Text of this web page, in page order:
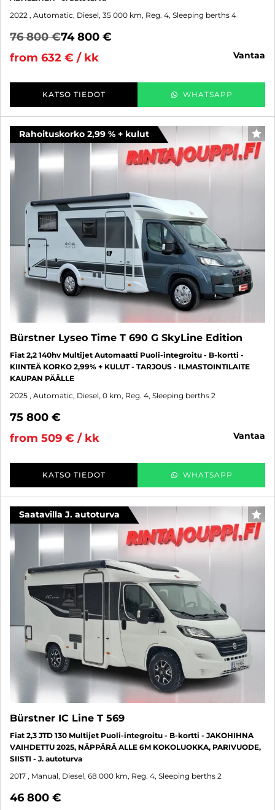
2022 , Automatic, Diesel, 35 000 km, Reg. 4, Sleeping berths 4
76 800 €74 800 €
from 632 € / kk
vantaa
KATSO TIEDOT WHATSAPP
Rahoituskorko 2,99 % + kulut
Bürstner Lyseo Time T 690 G SkyLine Edition
Fiat 2,2 140hv Multijet Automaatti Puoli-integroitu - B-kortti -
KIINTEÄ KORKO 2,99% + KULUT - TARJOUS - ILMASTOINTILAITE
KAUPAN PÄÄLLE
2025 , Automatic, Diesel, 0 km, Reg. 4, Sleeping berths 2
75 800 €
from 509 € / kk
vantaa
KATSO TIEDOT WHATSAPP
Saatavilla J. autoturva
Bürstner IC Line T 569
Fiat 2,3 JTD 130 Multijet Puoli-integroitu - B-kortti - JAKOHIHNA
VAIHDETTU 2025, NÄPPÄRÄ ALLE 6M KOKOLUOKKA, PARIVUODE,
SIISTI - J. autoturva
2017 , Manual, Diesel, 68 000 km, Reg. 4, Sleeping berths 2
46 800 €